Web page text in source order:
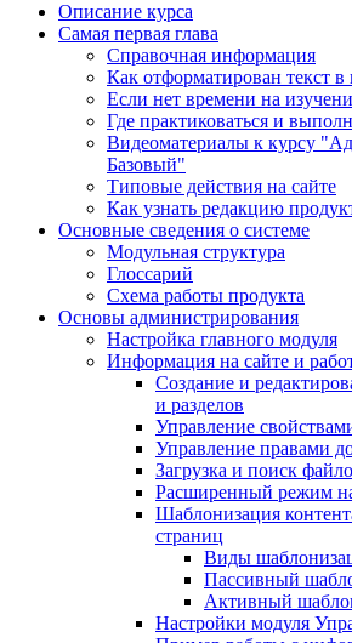
Описание курса
Самая первая глава
Справочная информация
Как отформатирован текст в
Если нет времени на
Где практиковаться и
Видеоматериалы к курсу
Базовый"
Типовые действия на сайте
Как узнать редакцию
Основные сведения о системе
Модульная структура
Глоссарий
Схема работы продукта
Основы администрирования
Настройка главного модуля
Информация на сайте и
Создание и
и разделов
Управление
Управление правами
Загрузка и поиск
Расширенный режим
Шаблонизация
страниц
Виды
Пассивный
Активный
Настройки модуля